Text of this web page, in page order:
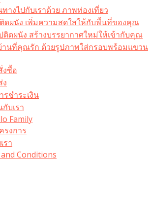
างไปกับเราด้วย ภาพท่องเที่ยว
ดผนัง เพิ่มความสดใสให้กับพื้นที่ของคุณ
ติดผนัง สร้างบรรยากาศใหม่ให้เข้ากับคุณ
านที่คุณรัก ด้วยรูปภาพใส่กรอบพร้อมแขวน​
งซื้อ
ง
ชำระเงิน
บเรา
Family
รงการ
รา
Conditions